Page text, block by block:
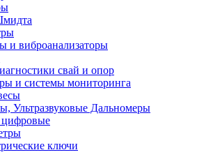
и виброанализаторы
свай и опор
и системы мониторинга
Ультразвуковые Дальномеры
ключи